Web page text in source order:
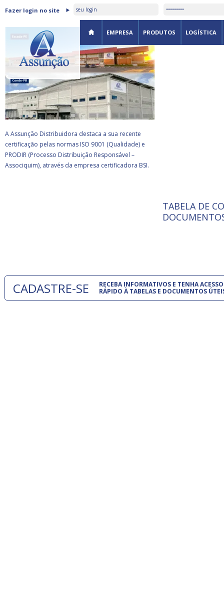
Fazer login no site
EMPRESA PRODUTOS LOGÍSTICA
ASSUNÇÃO DISTRIBUIDORA É
CERTIFICADA PELA BSI
A Assunção Distribuidora destaca a sua recente
certificação pelas normas ISO 9001 (Qualidade) e
PRODIR (Processo Distribuição Responsável –
Associquim), através da empresa certificadora BSI.
ISO 9001:
A
TABELA DE
CADASTRE-SE
RECEBA INFORMATIVOS E TENHA ACESSO
RÁPIDO À TABELAS E DOCUMENTOS